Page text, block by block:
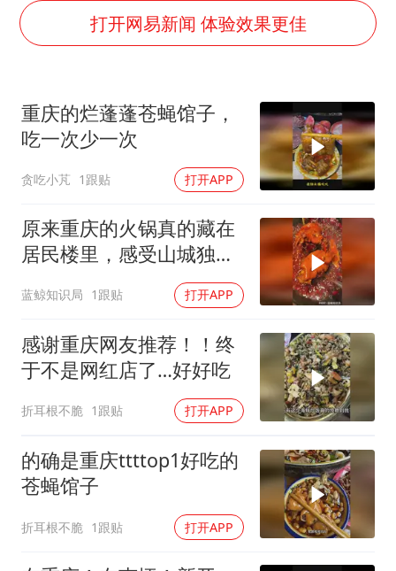
女子利用漏洞0元薅走3000多件家电
把党建设得更加坚强有力
多地要求领导干部带头休假
奋进开新局 实干挑大梁
打开网易新闻 体验效果更佳
重庆的烂蓬蓬苍蝇馆子，
吃一次少一次
贪吃小芃 1跟贴 打开APP
原来重庆的火锅真的藏在
居民楼里，感受山城独有
蓝鲸知识局 1跟贴 打开APP
感谢重庆网友推荐！！终
于不是网红店了…好好吃
折耳根不脆 1跟贴 打开APP
的确是重庆ttttop1好吃的
苍蝇馆子
折耳根不脆 1跟贴 打开APP